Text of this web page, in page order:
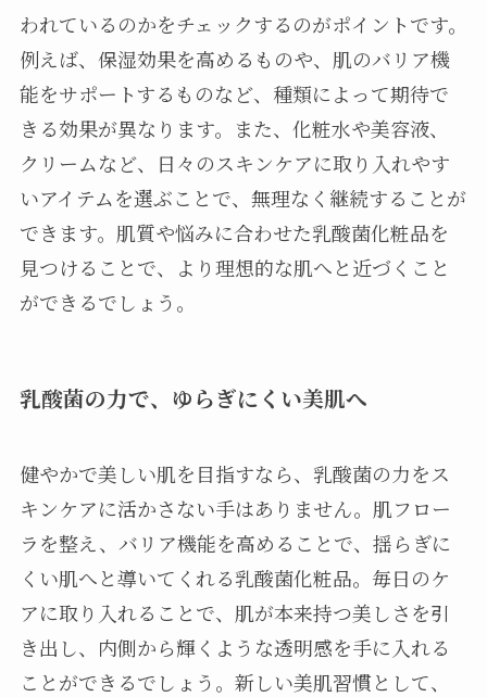
われているのかをチェックするのがポイントです。
例えば、保湿効果を高めるものや、肌のバリア機
能をサポートするものなど、種類によって期待で
きる効果が異なります。また、化粧水や美容液、
クリームなど、日々のスキンケアに取り入れやす
いアイテムを選ぶことで、無理なく継続することが
できます。肌質や悩みに合わせた乳酸菌化粧品を
見つけることで、より理想的な肌へと近づくこと
ができるでしょう。
乳酸菌の力で、ゆらぎにくい美肌へ
健やかで美しい肌を目指すなら、乳酸菌の力をス
キンケアに活かさない手はありません。肌フロー
ラを整え、バリア機能を高めることで、揺らぎに
くい肌へと導いてくれる乳酸菌化粧品。毎日のケ
アに取り入れることで、肌が本来持つ美しさを引
き出し、内側から輝くような透明感を手に入れる
ことができるでしょう。新しい美肌習慣として、